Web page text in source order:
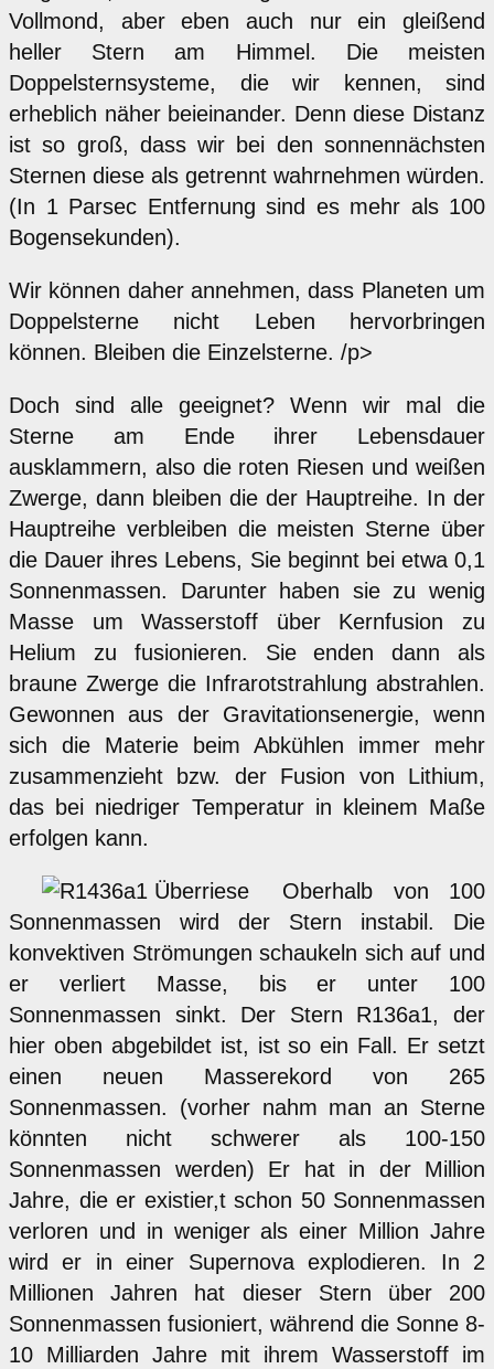
Vollmond, aber eben auch nur ein gleißend
heller Stern am Himmel. Die meisten
Doppelsternsysteme, die wir kennen, sind
erheblich näher beieinander. Denn diese Distanz
ist so groß, dass wir bei den sonnennächsten
Sternen diese als getrennt wahrnehmen würden.
(In 1 Parsec Entfernung sind es mehr als 100
Bogensekunden).
Wir können daher annehmen, dass Planeten um
Doppelsterne nicht Leben hervorbringen
können. Bleiben die Einzelsterne. /p>
Doch sind alle geeignet? Wenn wir mal die
Sterne am Ende ihrer Lebensdauer
ausklammern, also die roten Riesen und weißen
Zwerge, dann bleiben die der Hauptreihe. In der
Hauptreihe verbleiben die meisten Sterne über
die Dauer ihres Lebens, Sie beginnt bei etwa 0,1
Sonnenmassen. Darunter haben sie zu wenig
Masse um Wasserstoff über Kernfusion zu
Helium zu fusionieren. Sie enden dann als
braune Zwerge die Infrarotstrahlung abstrahlen.
Gewonnen aus der Gravitationsenergie, wenn
sich die Materie beim Abkühlen immer mehr
zusammenzieht bzw. der Fusion von Lithium,
das bei niedriger Temperatur in kleinem Maße
erfolgen kann.
Oberhalb von 100
Sonnenmassen wird der Stern instabil. Die
konvektiven Strömungen schaukeln sich auf und
er verliert Masse, bis er unter 100
Sonnenmassen sinkt. Der Stern R136a1, der
hier oben abgebildet ist, ist so ein Fall. Er setzt
einen neuen Masserekord von 265
Sonnenmassen. (vorher nahm man an Sterne
könnten nicht schwerer als 100-150
Sonnenmassen werden) Er hat in der Million
Jahre, die er existier,t schon 50 Sonnenmassen
verloren und in weniger als einer Million Jahre
wird er in einer Supernova explodieren. In 2
Millionen Jahren hat dieser Stern über 200
Sonnenmassen fusioniert, während die Sonne 8-
10 Milliarden Jahre mit ihrem Wasserstoff im